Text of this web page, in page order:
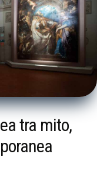
tra mito,